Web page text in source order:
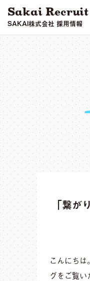
Sakai Recruit
SAKAI株式会社 採用情報
「繋が
こんにちは
グをご覧